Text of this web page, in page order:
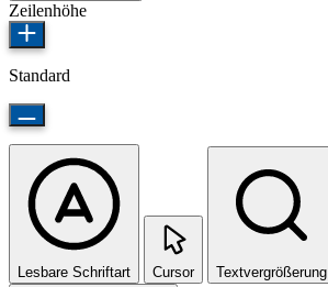
Zeilenhöhe
Standard
Lesbare Schriftart Cursor Textvergrößerung